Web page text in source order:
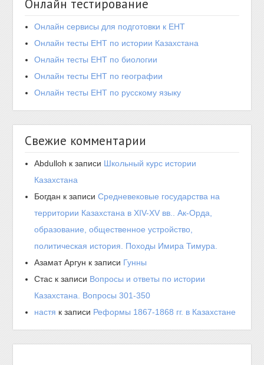
Онлайн тестирование
Онлайн сервисы для подготовки к ЕНТ
Онлайн тесты ЕНТ по истории Казахстана
Онлайн тесты ЕНТ по биологии
Онлайн тесты ЕНТ по географии
Онлайн тесты ЕНТ по русскому языку
Свежие комментарии
Abdulloh к записи Школьный курс истории
Казахстана
Богдан к записиСредневековые государства на
территории Казахстана в XIV-XV вв.. Ак-Орда,
образование, общественное устройство,
политическая история. Походы Имира Тимура.
Азамат Аргун к записи Гунны
Стас к записи Вопросы и ответы по истории
Казахстана. Вопросы 301-350
настя к записи Реформы 1867-1868 гг. в Казахстане